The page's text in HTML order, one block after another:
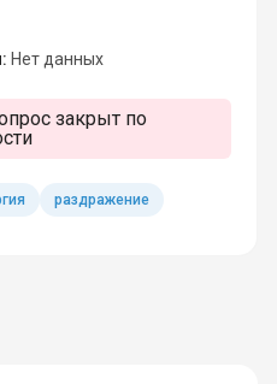
Нет данных
закрыт по
раздражение